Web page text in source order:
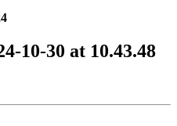
10-30 at 10.43.48